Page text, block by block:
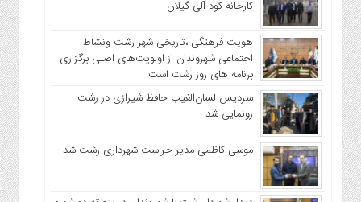
کارخانه کود آلی گیلان
هویت فرهنگی ،تاریخی شهر رشت ونشاط
اجتماعی شهروندان از اولویت‌های اصلی برگزاری
برنامه های روز رشت است
سردیس لسان‌الغیب حافظ شیرازی در رشت
رونمایی شد
موسی کاظمی مدیر حراست شهرداری رشت شد